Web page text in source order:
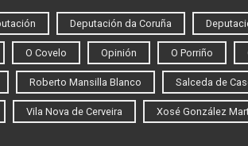
Deputación da Coruña
O Covelo Opinión O Porriño
Roberto Mansilla Blanco Salceda de
Vila Nova de Cerveira Xosé González